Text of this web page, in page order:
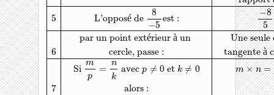
5 L'opposé de
8
−5
est :
−8
5
par un point extérieur à un
Une
6
cercle, passe : tangente à
Si
m
p
=
n
k
avec p ≠ 0 et k ≠ 0 m × n =
7 alors :